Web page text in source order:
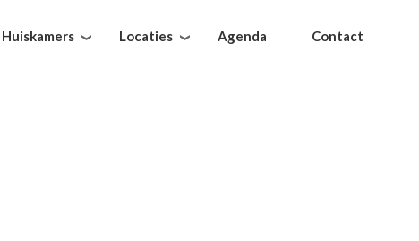
Locaties Agenda Contact